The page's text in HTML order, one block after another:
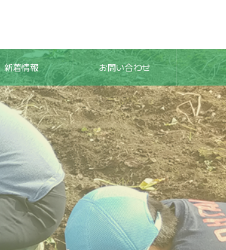
新着情報 お問い合わせ